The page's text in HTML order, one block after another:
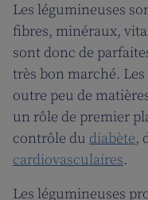
Les légumineuses
fibres, minéraux,
sont donc de
très bon marché.
outre peu de
un rôle de premier
contrôle du diabète,
cardiovasculaires.
Les légumineuses